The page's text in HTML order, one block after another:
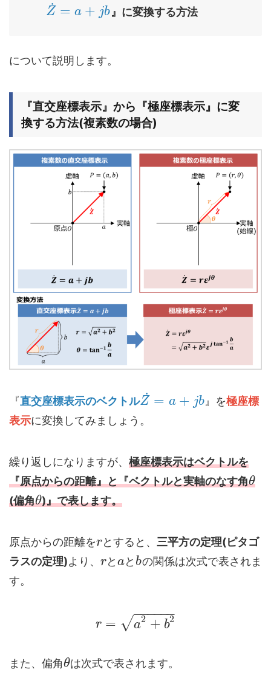
Z
˙ = a + jb 』に変換する方法
について説明します。
『直交座標表示』から『極座標表示』に変
換する方法(複素数の場合)
『直交座標表示のベクトルZ
˙ = a + jb』を極座標
表示に変換してみましょう。
繰り返しになりますが、 極座標表示はベクトルを
『原点からの距離』と『ベクトルと実軸のなす角θ
(偏角θ)』で表します。
原点からの距離をrとすると、三平方の定理(ピタゴ
ラスの定理)より、 rとaと bの関係は次式で表されま
す。
r = a2 + b2
− −
−−−−
√
また、偏角θは次式で表されます。